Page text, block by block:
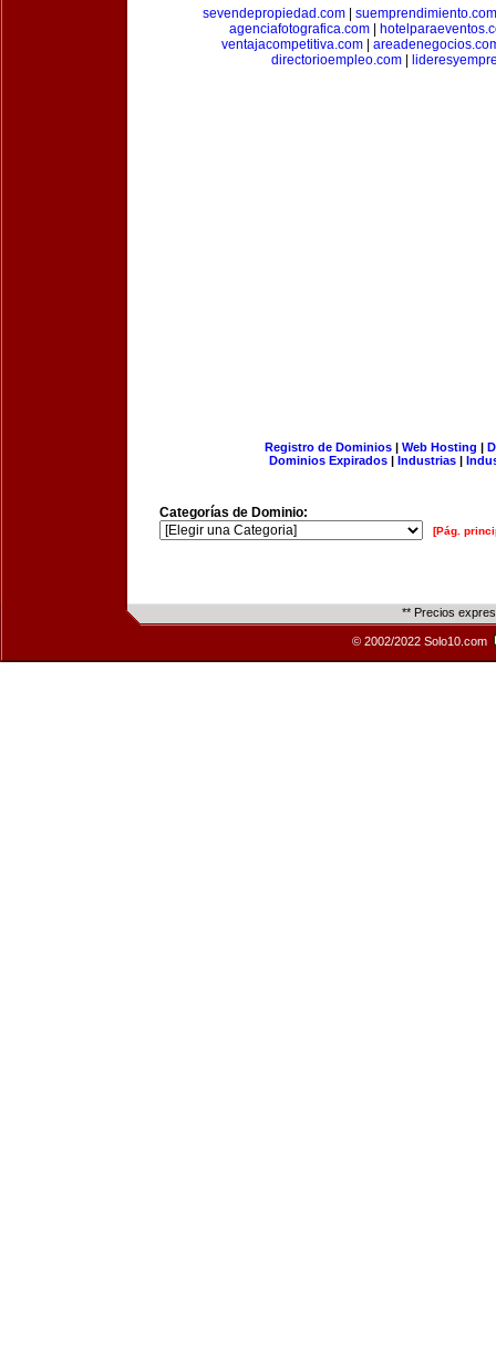
sevendepropiedad.com| suemprendimiento.com
agenciafotografica.com|
ventajacompetitiva.com
directorioempleo.com|
Registro de Dominios| Web Hosting |
Dominios Expirados | Industrias |
Categorías de Dominio:
[Pág.
** Precios
© 2002/2022 Solo10.com